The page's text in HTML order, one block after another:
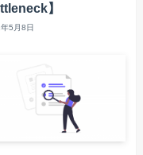
】
5月8日